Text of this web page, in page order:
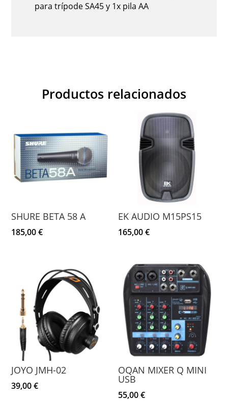
para trípode SA45 y 1x pila AA
Productos relacionados
SHURE BETA 58 A
185,00€
EK AUDIO M15PS15
165,00€
JOYO JMH-02
39,00€
OQAN MIXER Q MINI
USB
55,00€